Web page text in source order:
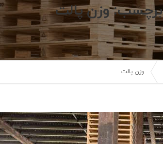
برچسب: وزن پالت
وزن پالت